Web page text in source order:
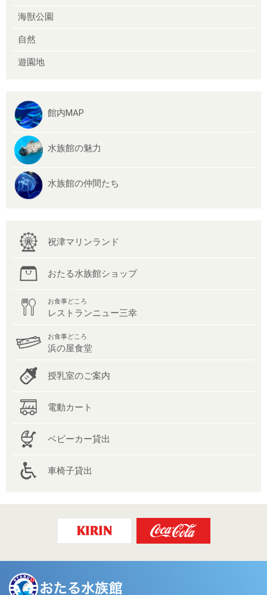
海獣公園
自然
遊園地
館内MAP
水族館の魅力
水族館の仲間たち
祝津マリンランド
おたる水族館ショップ
お食事どころ
レストランニュー三幸
お食事どころ
浜の屋食堂
授乳室のご案内
電動カート
ベビーカー貸出
車椅子貸出